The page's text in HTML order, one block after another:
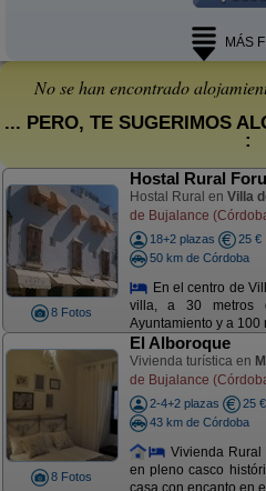
MÁS
No se han encontrado
... PERO, TE SUGERIMOS
:
8 Fotos
Hostal Rural
Hostal Rural en Villa
de Bujalance
18+2 plazas
25 €
50 km de Córdoba
En el centro de
villa, a 30 metros
Ayuntamiento y a 100
8 Fotos
El Alboroque
Vivienda turística en
de Bujalance
2-4+2 plazas
25 €
43 km de Córdoba
Vivienda Rural
en pleno casco